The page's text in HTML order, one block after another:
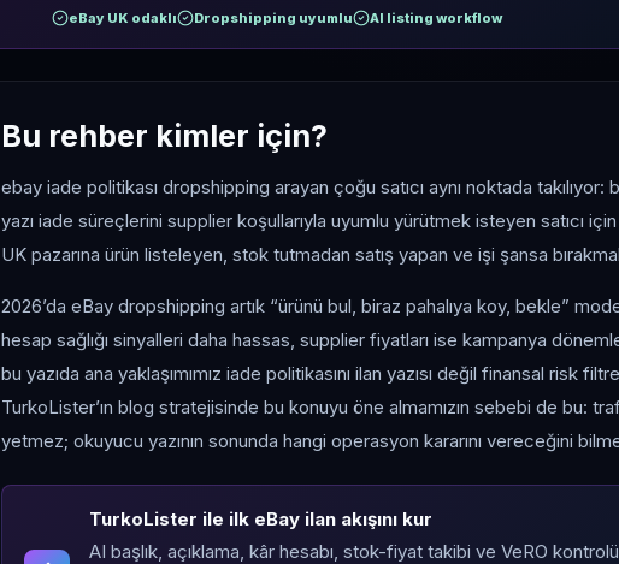
eBay UK odaklı Dropshipping uyumlu AI listing workflow
Bu rehber kimler için?
ebay iade politikası dropshipping arayan çoğu satıcı aynı noktada takılıyor:
yazı iade süreçlerini supplier koşullarıyla uyumlu yürütmek isteyen satıcı
UK pazarına ürün listeleyen, stok tutmadan satış yapan ve işi şansa
2026’da eBay dropshipping artık “ürünü bul, biraz pahalıya koy, bekle”
hesap sağlığı sinyalleri daha hassas, supplier fiyatları ise kampanya
bu yazıda ana yaklaşımımız iade politikasını ilan yazısı değil finansal risk
TurkoLister’ın blog stratejisinde bu konuyu öne almamızın sebebi de bu:
yetmez; okuyucu yazının sonunda hangi operasyon kararını vereceğini
TurkoLister ile ilk eBay ilan akışını kur
AI başlık, açıklama, kâr hesabı, stok-fiyat takibi ve VeRO kontrolü